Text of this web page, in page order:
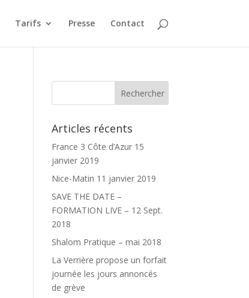
Tarifs Presse Contact
Articles récents
France 3 Côte d’Azur 15
janvier 2019
Nice-Matin 11 janvier 2019
SAVE THE DATE –
FORMATION LIVE – 12 Sept.
2018
Shalom Pratique – mai 2018
La Verrière propose un forfait
journée les jours annoncés
de grève